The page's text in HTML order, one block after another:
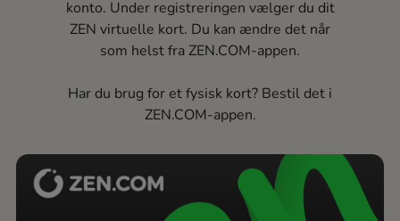
konto. Under registreringen vælger du dit
ZEN virtuelle kort. Du kan ændre det når
som helst fra ZEN.COM-appen.
Har du brug for et fysisk kort? Bestil det i
ZEN.COM-appen.